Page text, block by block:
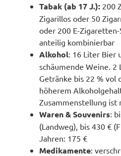
Tabak (ab 17 J.): 200
Zigarillos oder 50
oder 200 E-
anteilig kombinierbar
Alkohol: 16 Liter Bier
schäumende Weine. 2
Getränke bis 22 % vol
höherem
Zusammenstellung ist
Waren & Souvenirs:
(Landweg), bis 430 €
Jahren: 175 €
Medikamente: